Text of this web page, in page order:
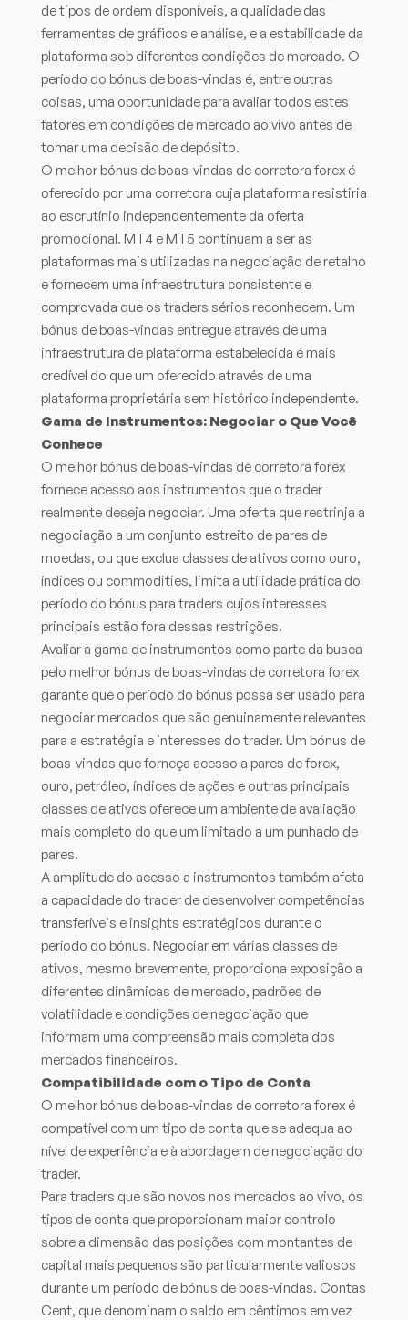
de tipos de ordem disponíveis, a qualidade das
ferramentas de gráficos e análise, e a estabilidade da
plataforma sob diferentes condições de mercado. O
período do bónus de boas-vindas é, entre outras
coisas, uma oportunidade para avaliar todos estes
fatores em condições de mercado ao vivo antes de
tomar uma decisão de depósito.
O melhor bónus de boas-vindas de corretora forex é
oferecido por uma corretora cuja plataforma resistiria
ao escrutínio independentemente da oferta
promocional. MT4 e MT5 continuam a ser as
plataformas mais utilizadas na negociação de retalho
e fornecem uma infraestrutura consistente e
comprovada que os traders sérios reconhecem. Um
bónus de boas-vindas entregue através de uma
infraestrutura de plataforma estabelecida é mais
credível do que um oferecido através de uma
plataforma proprietária sem histórico independente.
Gama de Instrumentos: Negociar o Que Você
Conhece
O melhor bónus de boas-vindas de corretora forex
fornece acesso aos instrumentos que o trader
realmente deseja negociar. Uma oferta que restrinja a
negociação a um conjunto estreito de pares de
moedas, ou que exclua classes de ativos como ouro,
índices ou commodities, limita a utilidade prática do
período do bónus para traders cujos interesses
principais estão fora dessas restrições.
Avaliar a gama de instrumentos como parte da busca
pelo melhor bónus de boas-vindas de corretora forex
garante que o período do bónus possa ser usado para
negociar mercados que são genuinamente relevantes
para a estratégia e interesses do trader. Um bónus de
boas-vindas que forneça acesso a pares de forex,
ouro, petróleo, índices de ações e outras principais
classes de ativos oferece um ambiente de avaliação
mais completo do que um limitado a um punhado de
pares.
A amplitude do acesso a instrumentos também afeta
a capacidade do trader de desenvolver competências
transferíveis e insights estratégicos durante o
período do bónus. Negociar em várias classes de
ativos, mesmo brevemente, proporciona exposição a
diferentes dinâmicas de mercado, padrões de
volatilidade e condições de negociação que
informam uma compreensão mais completa dos
mercados financeiros.
Compatibilidade com o Tipo de Conta
O melhor bónus de boas-vindas de corretora forex é
compatível com um tipo de conta que se adequa ao
nível de experiência e à abordagem de negociação do
trader.
Para traders que são novos nos mercados ao vivo, os
tipos de conta que proporcionam maior controlo
sobre a dimensão das posições com montantes de
capital mais pequenos são particularmente valiosos
durante um período de bónus de boas-vindas. Contas
Cent, que denominam o saldo em cêntimos em vez